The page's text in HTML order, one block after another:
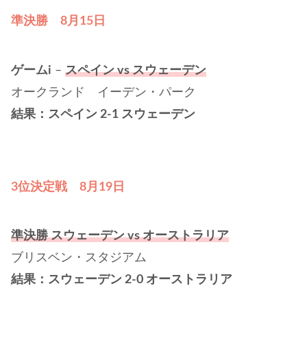
準決勝 8月15日
ゲームi – スペイン vs スウェーデン
オークランド イーデン・パーク
結果：スペイン 2-1 スウェーデン
3位決定戦 8月19日
準決勝スウェーデンvs オーストラリア
ブリスベン・スタジアム
結果：スウェーデン 2-0 オーストラリア